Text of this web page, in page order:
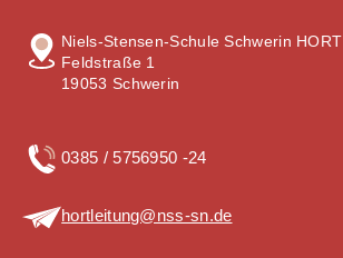
Niels-Stensen-Schule Schwerin HORT
Feldstraße 1
19053 Schwerin
0385 / 5756950 -24
hortleitung@nss-sn.de